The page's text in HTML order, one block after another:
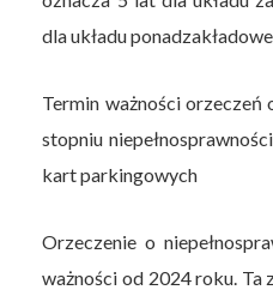
dla układu
Termin ważności orzeczeń
stopniu
kart parkingowych
Orzeczenie o
ważności od 2024 roku. Ta